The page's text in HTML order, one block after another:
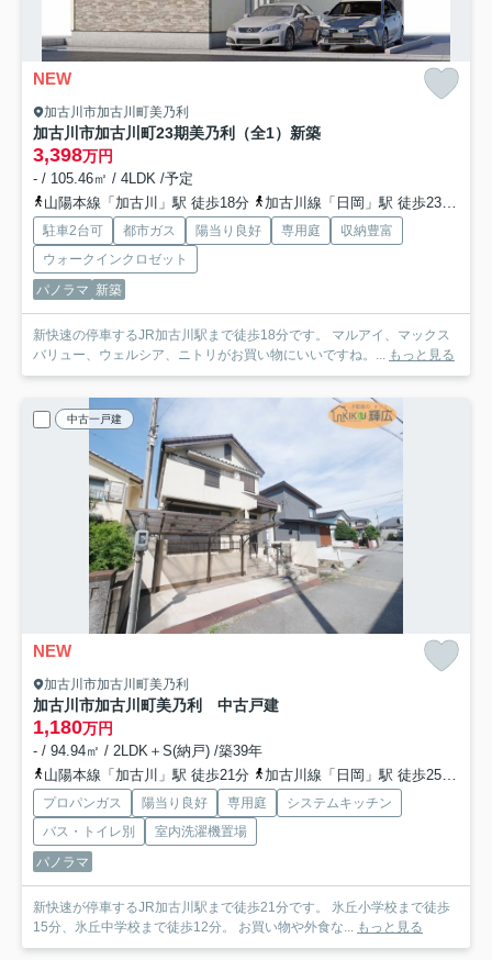
NEW
加古川市加古川町美乃利
加古川市加古川町23期美乃利（全1）新築
3,398万円
- / 105.46㎡ / 4LDK /予定
山陽本線「加古川」駅 徒歩18分
加古川線「日岡」駅 徒歩23分
駐車2台可 都市ガス 陽当り良好 専用庭
収納豊富
ウォークインクロゼット
パノラマ 新築
新快速の停車するJR加古川駅まで徒歩18分です。 マルアイ、マックス
バリュー、ウェルシア、ニトリがお買い物にいいですね。... もっと見る
中古一戸建
NEW
加古川市加古川町美乃利
加古川市加古川町美乃利 中古戸建
1,180万円
- / 94.94㎡ / 2LDK＋S(納戸) /築39年
山陽本線「加古川」駅 徒歩21分
加古川線「日岡」駅 徒歩25分
プロパンガス 陽当り良好 専用庭
システムキッチン
バス・トイレ別
室内洗濯機置場
パノラマ
新快速が停車するJR加古川駅まで徒歩21分です。 氷丘小学校まで徒歩
15分、氷丘中学校まで徒歩12分。 お買い物や外食な... もっと見る